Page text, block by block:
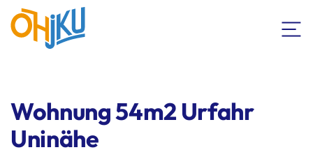
Wohnung 54m2 Urfahr
Uninähe